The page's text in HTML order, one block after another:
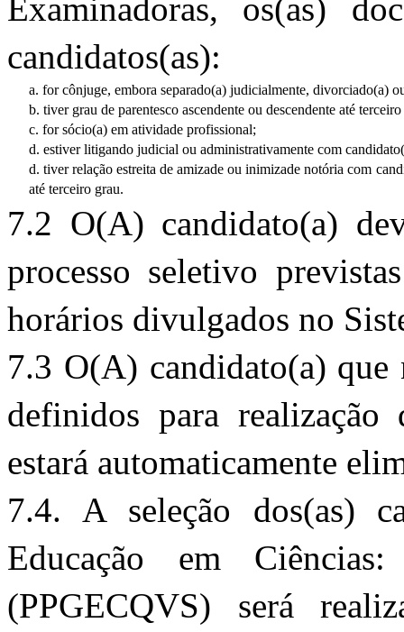
Examinadoras, os(as)
candidatos(as):
a. for cônjuge, embora separado(a) judicialmente, divorciado(a)
b. tiver grau de parentesco ascendente ou descendente até
c. for sócio(a) em atividade profissional;
d. estiver litigando judicial ou administrativamente com
d. tiver relação estreita de amizade ou inimizade notória com
até terceiro grau.
7.2 O(A) candidato(a)
processo seletivo
horários divulgados no
7.3 O(A) candidato(a) que
definidos para realização
estará automaticamente
7.4. A seleção dos(as)
Educação em
(PPGECQVS) será